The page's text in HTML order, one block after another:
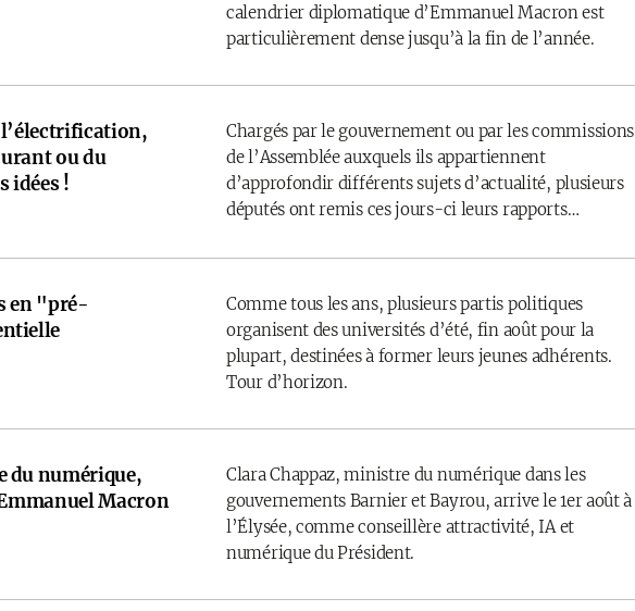
calendrier diplomatique d’Emmanuel Macron est
particulièrement dense jusqu’à la fin de l’année.
ou du
idées !
Chargés par le gouvernement ou par les commissions
de l’Assemblée auxquels ils appartiennent
d’approfondir différents sujets d’actualité, plusieurs
députés ont remis ces jours-ci leurs rapports…
en "pré-
Comme tous les ans, plusieurs partis politiques
organisent des universités d’été, fin août pour la
plupart, destinées à former leurs jeunes adhérents.
Tour d’horizon.
du numérique,
Macron
Clara Chappaz, ministre du numérique dans les
gouvernements Barnier et Bayrou, arrive le 1er août à
l’Élysée, comme conseillère attractivité, IA et
numérique du Président.